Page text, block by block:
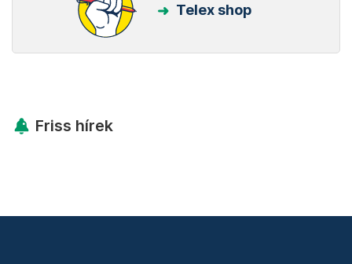
Telex shop
Friss hírek